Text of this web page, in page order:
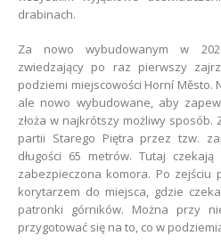
drabinach.
Za nowo wybudowanym w
zwiedzający po raz pierwszy
podziemi miejscowości Horní Město.
ale nowo wybudowane, aby
złoża w najkrótszy możliwy sposób.
partii Starego Piętra przez tzw.
długości 65 metrów. Tutaj
zabezpieczona komora. Po zejściu
korytarzem do miejsca, gdzie
patronki górników. Można przy
przygotować się na to, co w